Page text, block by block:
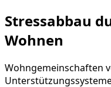
Stressabbau
Wohnen
Wohngemeinschaften